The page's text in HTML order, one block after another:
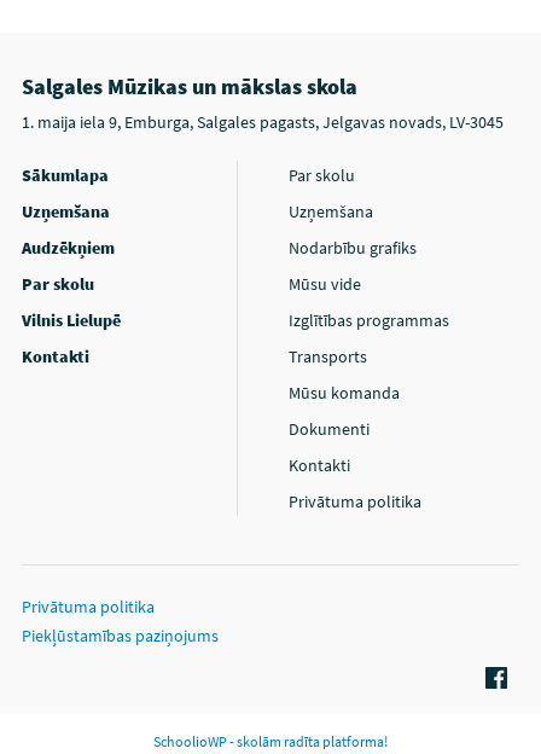
Salgales Mūzikas un mākslas skola
1. maija iela 9, Emburga, Salgales pagasts, Jelgavas novads, LV-3045
Sākumlapa
Uzņemšana
Audzēkņiem
Par skolu
Vilnis Lielupē
Kontakti
Par skolu
Uzņemšana
Nodarbību grafiks
Mūsu vide
Izglītības programmas
Transports
Mūsu komanda
Dokumenti
Kontakti
Privātuma politika
Privātuma politika
Piekļūstamības paziņojums
SchoolioWP - skolām radīta platforma!